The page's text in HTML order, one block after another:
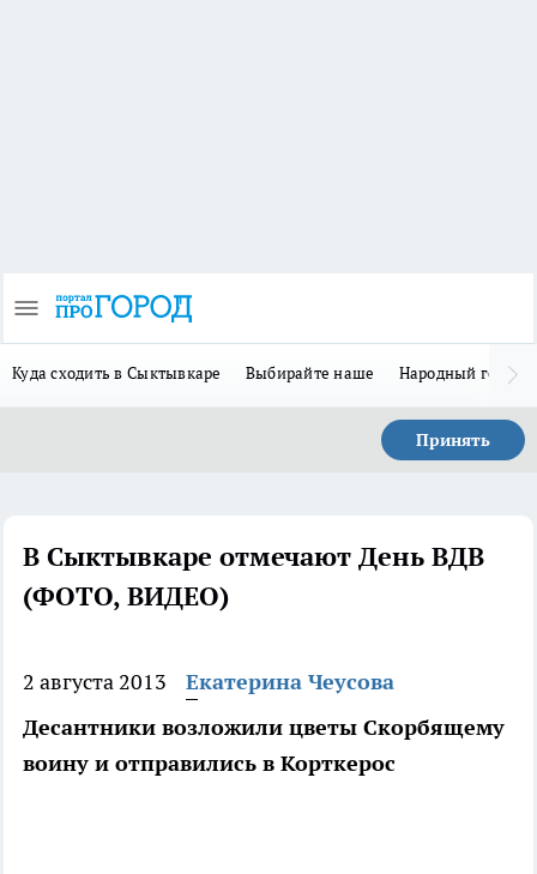
Куда сходить в Сыктывкаре Выбирайте наше Народный герой-
Принять
В Сыктывкаре отмечают День ВДВ
(ФОТО, ВИДЕО)
2 августа 2013
Екатерина Чеусова
Десантники возложили цветы Скорбящему
воину и отправились в Корткерос